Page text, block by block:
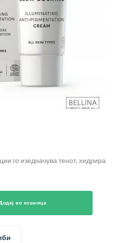
го изедначува тенот, хидрира
во кошница